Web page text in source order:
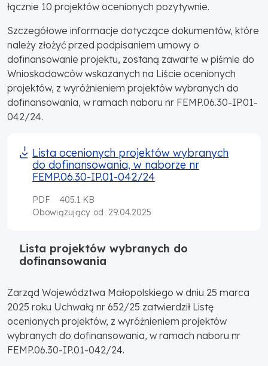
łącznie 10 projektów ocenionych pozytywnie.
Szczegółowe informacje dotyczące dokumentów, które
należy złożyć przed podpisaniem umowy o
dofinansowanie projektu, zostaną zawarte w piśmie do
Wnioskodawców wskazanych na Liście ocenionych
projektów, z wyróżnieniem projektów wybranych do
dofinansowania, w ramach naboru nr FEMP.06.30-IP.01-
042/24.
Lista ocenionych projektów wybranych
do dofinansowania, w naborze nr
FEMP.06.30-IP.01-042/24
PDF
405.1 KB
Obowiązujący od 29.04.2025
Lista projektów wybranych do
dofinansowania
Zarząd Województwa Małopolskiego w dniu 25 marca
2025 roku Uchwałą nr 652/25 zatwierdził Listę
ocenionych projektów, z wyróżnieniem projektów
wybranych do dofinansowania, w ramach naboru nr
FEMP.06.30-IP.01-042/24.